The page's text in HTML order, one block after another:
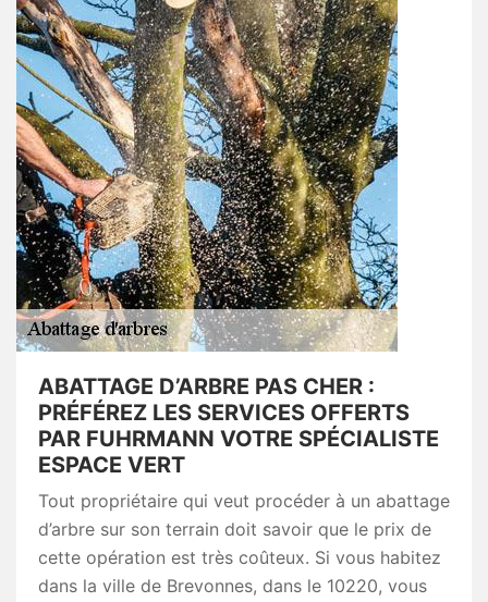
ABATTAGE D’ARBRE PAS CHER :
PRÉFÉREZ LES SERVICES OFFERTS
PAR FUHRMANN VOTRE SPÉCIALISTE
ESPACE VERT
Tout propriétaire qui veut procéder à un abattage
d’arbre sur son terrain doit savoir que le prix de
cette opération est très coûteux. Si vous habitez
dans la ville de Brevonnes, dans le 10220, vous